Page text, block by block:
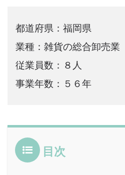
都道府県：福岡県
業種：雑貨の総合卸売業
従業員数：８人
事業年数：５６年
目次